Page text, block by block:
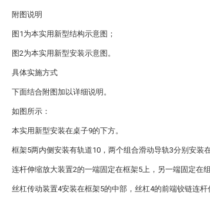
附图说明
图1为本实用新型结构示意图；
图2为本实用新型安装示意图。
具体实施方式
下面结合附图加以详细说明。
如图所示：
本实用新型安装在桌子9的下方。
框架5两内侧安装有轨道10，两个组合滑动导轨3分别安装
连杆伸缩放大装置2的一端固定在框架5上，另一端固定在
丝杠传动装置4安装在框架5的中部，丝杠4的前端铰链连杆